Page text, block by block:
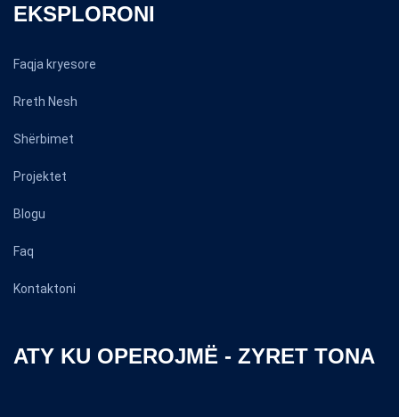
EKSPLORONI
Faqja kryesore
Rreth Nesh
Shërbimet
Projektet
Blogu
Faq
Kontaktoni
ATY KU OPEROJMË - ZYRET TONA